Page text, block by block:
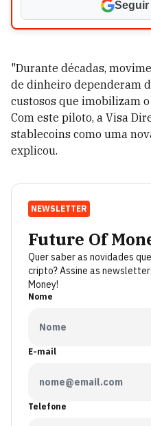
"Durante décadas,
de dinheiro dependeram
custosos que imobilizam
Com este piloto, a Visa
stablecoins como uma
explicou.
NEWSLETTER
Future Of
Quer saber as novidades
cripto? Assine as
Money!
Nome
E-mail
Telefone